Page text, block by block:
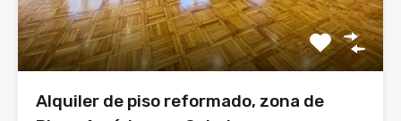
Alquiler de piso reformado, zona de